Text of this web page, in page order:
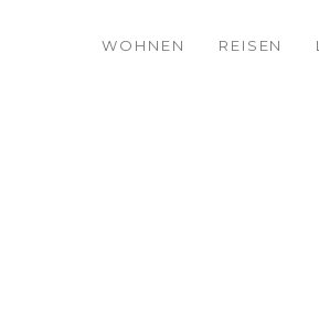
WOHNEN REISEN